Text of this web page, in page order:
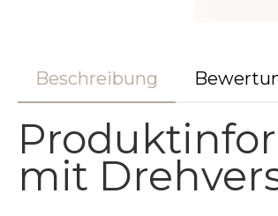
Beschreibung
mit